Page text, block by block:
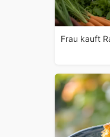
Frau kauft